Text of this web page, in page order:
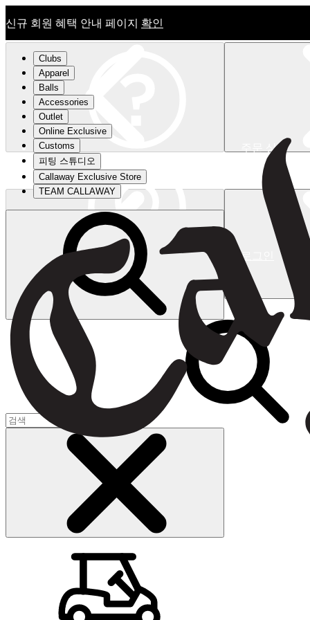
신규 회원 혜택 안내 페이지 확인
신규 회원 혜택 안내 페이지확인
주문 상태
로그인
장바구니
Clubs
Apparel
Balls
Accessories
Outlet
Online Exclusive
Customs
피팅 스튜디오
Callaway Exclusive Store
TEAM CALLAWAY